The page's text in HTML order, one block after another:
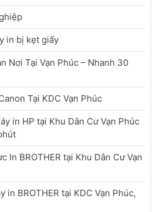
in bị kẹt giấy
Nơi Tại Vạn Phúc – Nhanh 30
Tại KDC Vạn Phúc
in HP tại Khu Dân Cư Vạn Phúc
In BROTHER tại Khu Dân Cư Vạn
in BROTHER tại KDC Vạn Phúc,